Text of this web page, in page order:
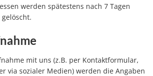
werden spätestens nach 7 Tagen
mit uns (z.B. per Kontaktformular,
via sozialer Medien) werden die Angaben